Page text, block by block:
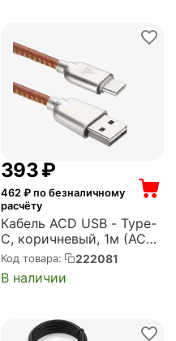
‍393‍₽
462₽ по безналичному
расчёту
Кабель ACD USB - Type-
C, коричневый, 1м (ACD-
U926-C2N)
Код товара: 222081
В наличии